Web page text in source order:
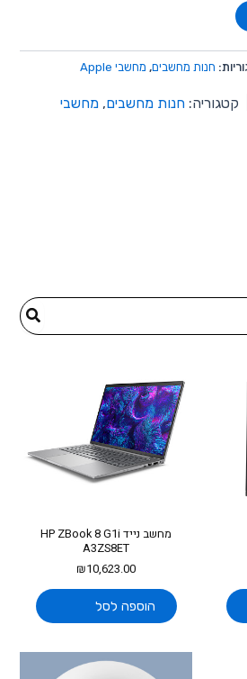
חנות מחשבים, מחשבי Apple
קטגוריה:חנות מחשבים,מחשבי
מחשב נייד HP ZBook 8 G1i
A3ZS8ET
₪10,623.00
הוספה לסל